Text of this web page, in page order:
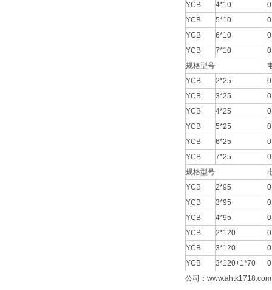
YCB
4*10
YCB
5*10
YCB
6*10
YCB
7*10
规格型号
YCB
2*25
YCB
3*25
YCB
4*25
YCB
5*25
YCB
6*25
YCB
7*25
规格型号
YCB
2*95
YCB
3*95
YCB
4*95
YCB
2*120
YCB
3*120
YCB
3*120+1*70
公司：www.ahtk1718.com